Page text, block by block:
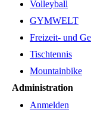
Volleyball
GYMWELT
Freizeit- und
Tischtennis
Mountainbike
Administration
Anmelden